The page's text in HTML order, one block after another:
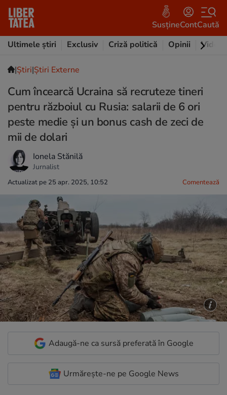
SusțineContCaută
Ultimele știri
Exclusiv Criză politică Opinii Video
|Ştiri|Știri Externe
Cum încearcă Ucraina să recruteze tineri
pentru războiul cu Rusia: salarii de 6 ori
peste medie și un bonus cash de zeci de
mii de dolari
Ionela Stănilă
Jurnalist
Actualizat pe 25 apr. 2025, 10:52 Comentează
Adaugă-ne ca sursă preferată în Google
Urmărește-ne pe Google News